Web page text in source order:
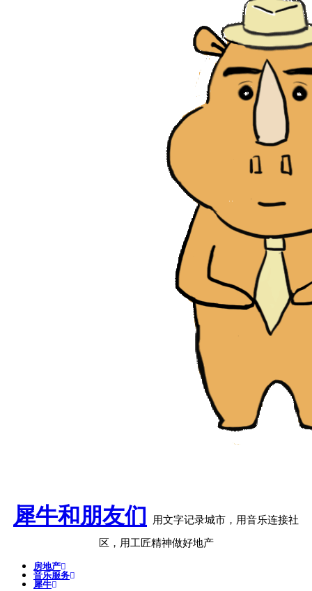
犀牛和朋友们 用文字记录城市，用音乐连接社
区，用工匠精神做好地产
房地产
音乐服务
犀牛